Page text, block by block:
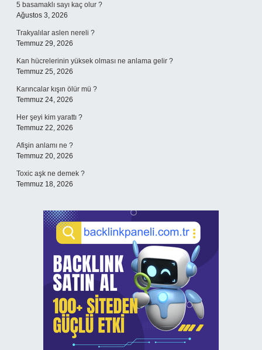
5 basamaklı sayı kaç olur ?
Ağustos 3, 2026
Trakyalılar aslen nereli ?
Temmuz 29, 2026
Kan hücrelerinin yüksek olması ne anlama gelir ?
Temmuz 25, 2026
Karıncalar kışın ölür mü ?
Temmuz 24, 2026
Her şeyi kim yarattı ?
Temmuz 22, 2026
Afişin anlamı ne ?
Temmuz 20, 2026
Toxic aşk ne demek ?
Temmuz 18, 2026